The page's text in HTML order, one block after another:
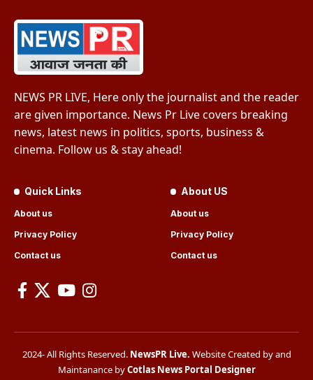
NEWS PR LIVE, Here only the journalist and the reader
are given importance. News Pr Live covers breaking
news, latest news in politics, sports, business &
cinema. Follow us & stay ahead!
Quick Links
About us
Privacy Policy
Contact us
About US
About us
Privacy Policy
Contact us
2024- All Rights Reserved. NewsPR Live. Website Created by and
Maintanance byCotlas News Portal Designer